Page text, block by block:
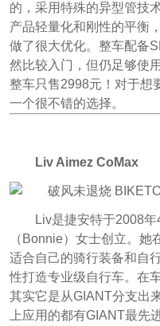
的，采用特殊的异型管技
产品轻量化和刚性的平衡
做了很大优化。整车配备
然比较入门，但仍足够使
整车只售2998元！对于想
一个很不错的选择。
Liv Aimez CoMax
Liv是捷安特于2008
（Bonnie）女士创立。
适合自己的骑行装备和自
性打造专业级自行车。在
其实它是从GIANT分支出
上应用的都有GIANT最先